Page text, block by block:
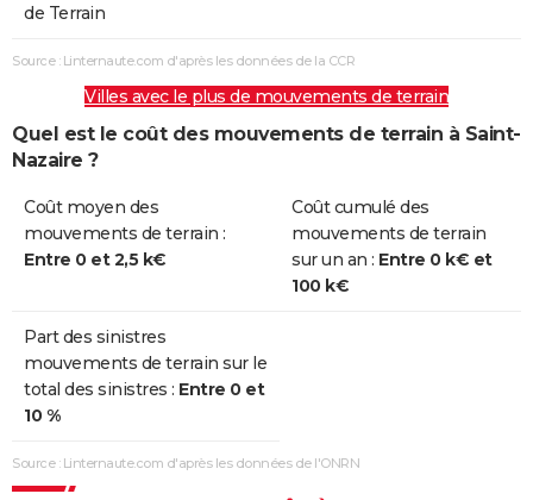
de Terrain
Source : Linternaute.com d'après les données de la CCR
Villes avec le plus de mouvements de terrain
Quel est le coût des mouvements de terrain à Saint-
Nazaire ?
Coût moyen des
mouvements de terrain :
Entre 0 et 2,5 k€
Coût cumulé des
mouvements de terrain
sur un an : Entre 0 k€ et
100 k€
Part des sinistres
mouvements de terrain sur le
total des sinistres : Entre 0 et
10 %
Source : Linternaute.com d'après les données de l'ONRN